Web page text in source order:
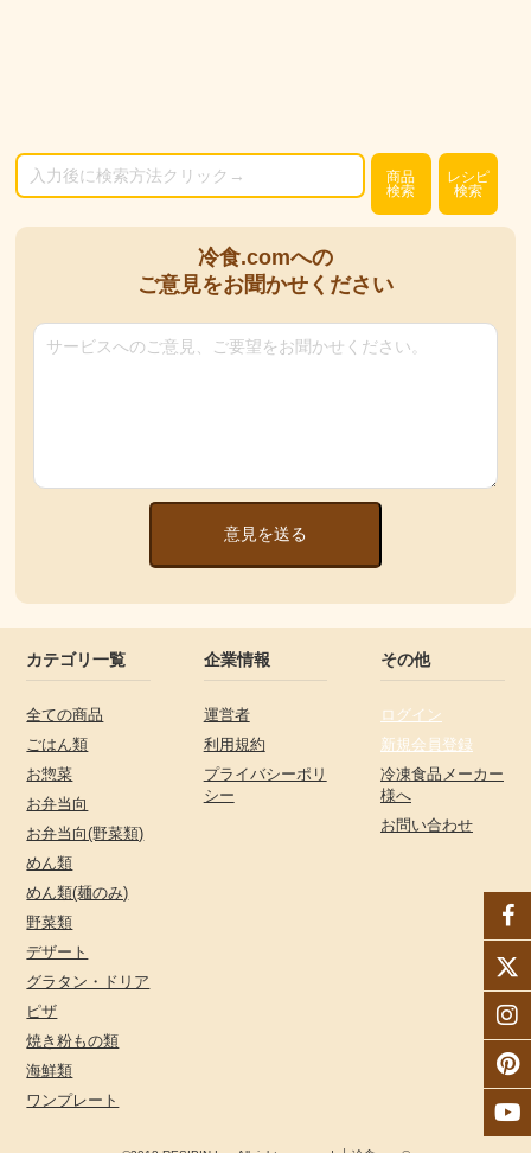
商品
検索
レシピ
検索
冷食.comへの
ご意見をお聞かせください
意見を送る
カテゴリ一覧
全ての商品
ごはん類
お惣菜
お弁当向
お弁当向(野菜類)
めん類
めん類(麺のみ)
野菜類
デザート
グラタン・ドリア
ピザ
焼き粉もの類
海鮮類
ワンプレート
企業情報
運営者
利用規約
プライバシーポリ
シー
その他
ログイン
新規会員登録
冷凍食品メーカー
様へ
お問い合わせ